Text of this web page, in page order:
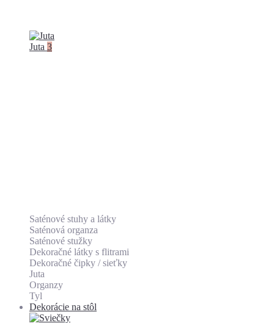
Juta 3
Saténové stuhy a látky
Saténová organza
Saténové stužky
Dekoračné látky s flitrami
Dekoračné čipky / sieťky
Juta
Organzy
Tyl
Dekorácie na stôl